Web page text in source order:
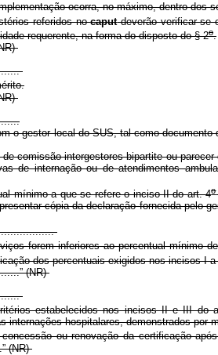
ocorra, no máximo, dentro dos
referidos nocaputdeverão verificar se
requerente, na forma do disposto do § 2o.
o gestor local do SUS, tal como documento
comissão intergestores bipartite ou
de internação ou de atendimentos
mínimo a que se refere o inciso II do art. 4o
cópia da declaração fornecida pelo
forem inferiores ao percentual mínimo
dos percentuais exigidos nos incisos I
(NR)
estabelecidos nos incisos II e III do
internações hospitalares, demonstrados por
ou renovação da certificação
(NR)